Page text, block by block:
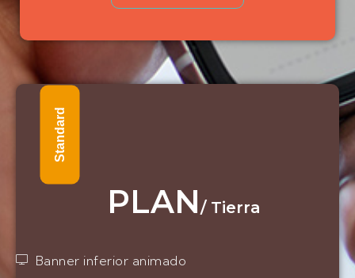
Standard
PLAN/ Tierra
Banner inferior animado